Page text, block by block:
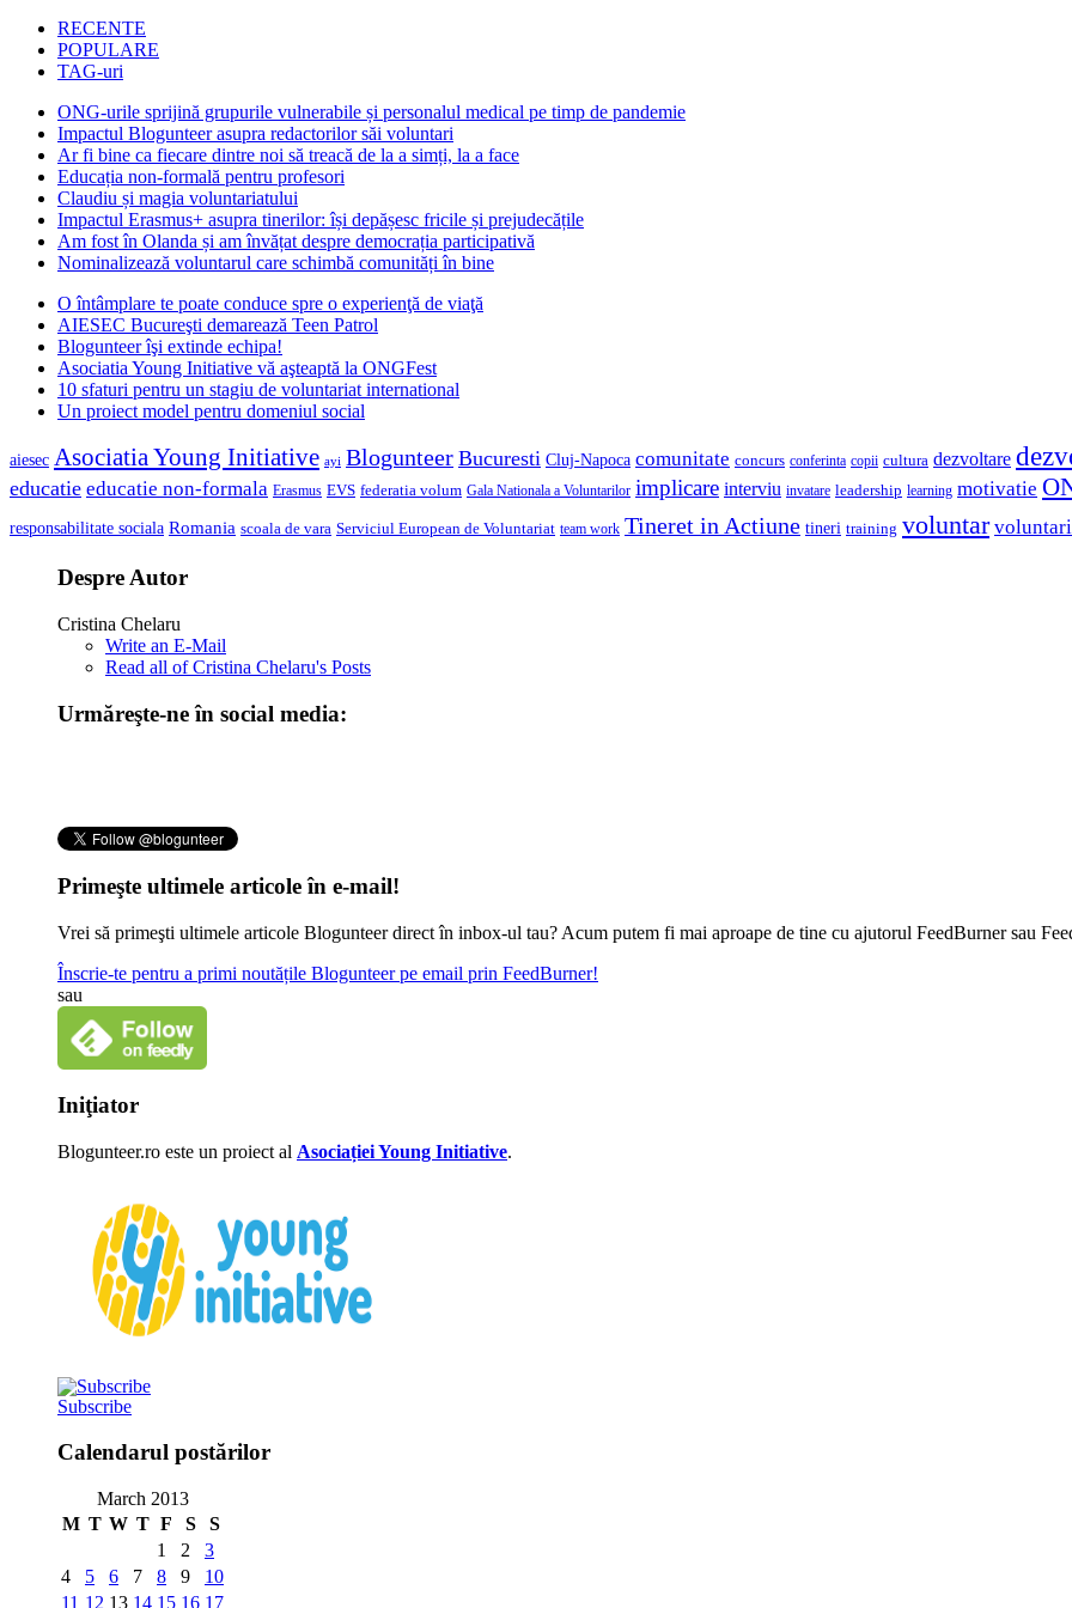
RECENTE
POPULARE
TAG-uri
ONG-urile sprijină grupurile vulnerabile și personalul medical pe timp de pandemie
Impactul Blogunteer asupra redactorilor săi voluntari
Ar fi bine ca fiecare dintre noi să treacă de la a simți, la a face
Educația non-formală pentru profesori
Claudiu și magia voluntariatului
Impactul Erasmus+ asupra tinerilor: își depășesc fricile și prejudecățile
Am fost în Olanda și am învățat despre democrația participativă
Nominalizează voluntarul care schimbă comunități în bine
O întâmplare te poate conduce spre o experienţă de viaţă
AIESEC Bucureşti demarează Teen Patrol
Blogunteer îşi extinde echipa!
Asociatia Young Initiative vă aşteaptă la ONGFest
10 sfaturi pentru un stagiu de voluntariat international
Un proiect model pentru domeniul social
aiesec Asociatia Young Initiative ayi Blogunteer Bucuresti Cluj-Napoca comunitate concurs conferinta copii cultura dezvoltare
educatie educatie non-formala Erasmus EVS federatia volum Gala Nationala a Voluntarilor implicare interviu invatare leadership learning motivatie
responsabilitate sociala Romania scoala de vara Serviciul European de Voluntariat team work Tineret in Actiune tineri training voluntar voluntari
Despre Autor
Cristina Chelaru
Write an E-Mail
Read all of Cristina Chelaru's Posts
Urmăreşte-ne în social media:
Primeşte ultimele articole în e-mail!
Vrei să primeşti ultimele articole Blogunteer direct în inbox-ul tau? Acum putem fi mai aproape de tine cu ajutorul FeedBurner sau
Înscrie-te pentru a primi noutățile Blogunteer pe email prin FeedBurner!
sau
Iniţiator
Blogunteer.ro este un proiect al Asociației Young Initiative.
Subscribe
Calendarul postărilor
March 2013
M T W T F S
S
1
2
3
4
5 6 7 8 9
10
11 12 13 14 15 16 17